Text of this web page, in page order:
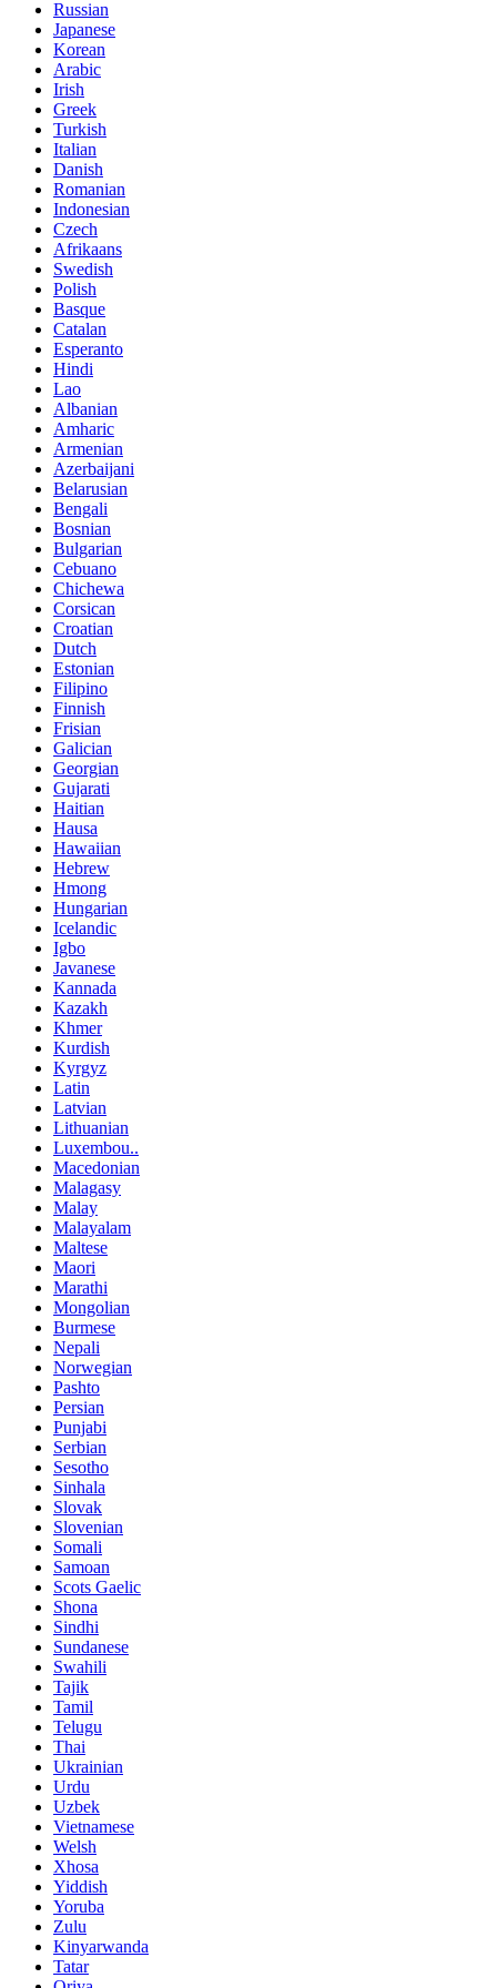
Russian
Japanese
Korean
Arabic
Irish
Greek
Turkish
Italian
Danish
Romanian
Indonesian
Czech
Afrikaans
Swedish
Polish
Basque
Catalan
Esperanto
Hindi
Lao
Albanian
Amharic
Armenian
Azerbaijani
Belarusian
Bengali
Bosnian
Bulgarian
Cebuano
Chichewa
Corsican
Croatian
Dutch
Estonian
Filipino
Finnish
Frisian
Galician
Georgian
Gujarati
Haitian
Hausa
Hawaiian
Hebrew
Hmong
Hungarian
Icelandic
Igbo
Javanese
Kannada
Kazakh
Khmer
Kurdish
Kyrgyz
Latin
Latvian
Lithuanian
Luxembou..
Macedonian
Malagasy
Malay
Malayalam
Maltese
Maori
Marathi
Mongolian
Burmese
Nepali
Norwegian
Pashto
Persian
Punjabi
Serbian
Sesotho
Sinhala
Slovak
Slovenian
Somali
Samoan
Scots Gaelic
Shona
Sindhi
Sundanese
Swahili
Tajik
Tamil
Telugu
Thai
Ukrainian
Urdu
Uzbek
Vietnamese
Welsh
Xhosa
Yiddish
Yoruba
Zulu
Kinyarwanda
Tatar